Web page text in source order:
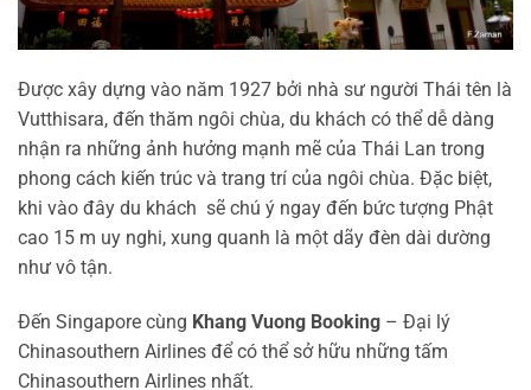
Được xây dựng vào năm 1927 bởi nhà sư người Thái tên là
Vutthisara, đến thăm ngôi chùa, du khách có thể dễ dàng
nhận ra những ảnh hưởng mạnh mẽ của Thái Lan trong
phong cách kiến trúc và trang trí của ngôi chùa. Đặc biệt,
khi vào đây du khách sẽ chú ý ngay đến bức tượng Phật
cao 15 m uy nghi, xung quanh là một dãy đèn dài dường
như vô tận.
Đến Singapore cùng Khang Vuong Booking – Đại lý
Chinasouthern Airlines để có thể sở hữu những tấm
Chinasouthern Airlines nhất.